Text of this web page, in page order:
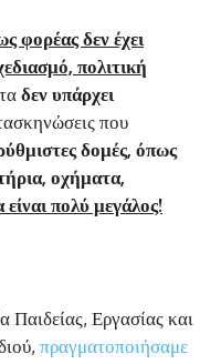
φορέας δεν έχει
πολιτική
δεν υπάρχει
που
δομές, όπως
οχήματα,
είναι πολύ μεγάλος!
Παιδείας, Εργασίας και
πραγματοποιήσαμε